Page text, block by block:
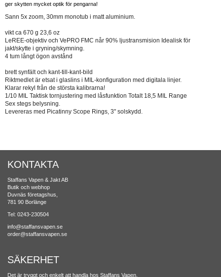
ger skytten mycket optik för pengarna!
Sann 5x zoom, 30mm monotub i matt aluminium.
vikt ca 670 g 23,6 oz
LeREE-objektiv och VePRO FMC når 90% ljustransmision Idealisk för
jakt/skytte i gryning/skymning.
4 tum långt ögon avstånd
brett synfält och kant-till-kant-bild
Riktmedlet är etsat i glaslins i MIL-konfiguration med digitala linjer.
Klarar rekyl från de största kalibrarna!
1/10 MIL Taktisk tornjustering med låsfunktion Totalt 18,5 MIL Range
Sex stegs belysning.
Levereras med Picatinny Scope Rings, 3" solskydd.
KONTAKTA
Staffans Vapen & Jakt AB
Butik och webhop
Duvnäs företagshus,
781 90 Borlänge
Tel: 0243-230504
info@staffansvapen.se
order@staffansvapen.se
SÄKERHET
Det är tryggt och enkelt att handla hos Staffans Vapen.